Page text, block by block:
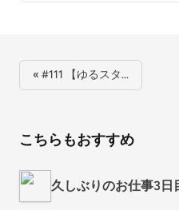
« #111 【ゆるスタ…
こちらもおすすめ
久しぶりのお仕事3日